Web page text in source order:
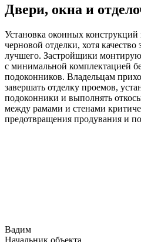
Двери, окна и
Установка оконных конструкций
черновой отделки, хотя качество
лучшего. Застройщики
с минимальной комплектацией
подоконников. Владельцам
завершать отделку проемов,
подоконники и выполнять
между рамами и стенами
предотвращения продувания и
Вадим
Начальник объекта